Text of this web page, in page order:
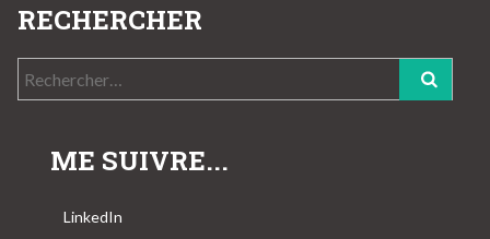
RECHERCHER
Rechercher :
ME SUIVRE...
LinkedIn